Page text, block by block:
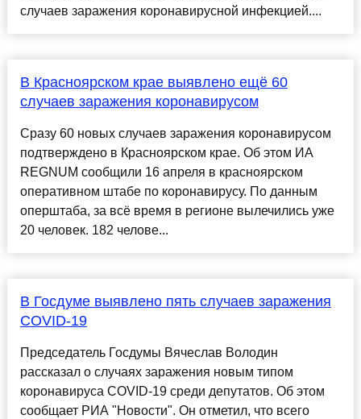
случаев заражения коронавирусной инфекцией....
В Красноярском крае выявлено ещё 60
случаев заражения коронавирусом
Сразу 60 новых случаев заражения коронавирусом
подтверждено в Красноярском крае. Об этом ИА
REGNUM сообщили 16 апреля в красноярском
оперативном штабе по коронавирусу. По данным
оперштаба, за всё время в регионе вылечились уже
20 человек. 182 челове...
В Госдуме выявлено пять случаев заражения
COVID-19
Председатель Госдумы Вячеслав Володин
рассказал о случаях заражения новым типом
коронавируса COVID-19 среди депутатов. Об этом
сообщает РИА "Новости". Он отметил, что всего